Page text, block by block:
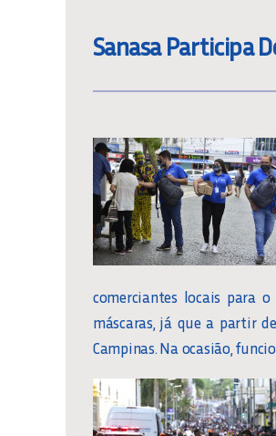
Sanasa Participa
comerciantes locais para
máscaras, já que a partir
Campinas. Na ocasião,